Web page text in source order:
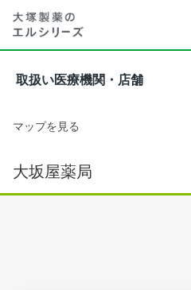
取扱い医療機関・店舗
マップを見る
大坂屋薬局